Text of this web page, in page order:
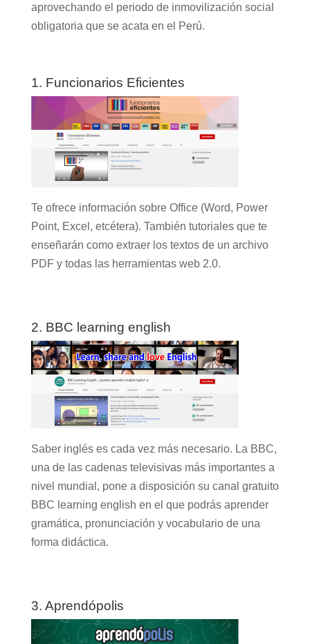
aprovechando el periodo de inmovilización social
obligatoria que se acata en el Perú.
1. Funcionarios Eficientes
Te ofrece información sobre Office (Word, Power
Point, Excel, etcétera). También tutoriales que te
enseñarán como extraer los textos de un archivo
PDF y todas las herramientas web 2.0.
2. BBC learning english
Saber inglés es cada vez más necesario. La BBC,
una de las cadenas televisivas más importantes a
nivel mundial, pone a disposición su canal gratuito
BBC learning english en el que podrás aprender
gramática, pronunciación y vocabulario de una
forma didáctica.
3. Aprendópolis